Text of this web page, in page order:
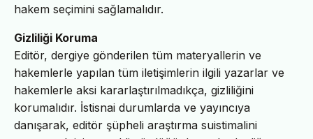
hakem seçimini sağlamalıdır.
Gizliliği Koruma
Editör, dergiye gönderilen tüm materyallerin ve
hakemlerle yapılan tüm iletişimlerin ilgili yazarlar ve
hakemlerle aksi kararlaştırılmadıkça, gizliliğini
korumalıdır. İstisnai durumlarda ve yayıncıya
danışarak, editör şüpheli araştırma suistimalini